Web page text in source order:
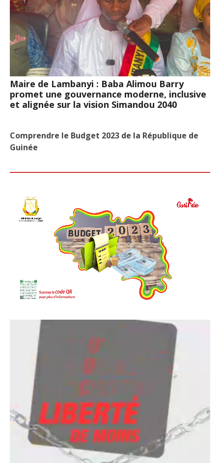
Maire de Lambanyi : Baba Alimou Barry
promet une gouvernance moderne, inclusive
et alignée sur la vision Simandou 2040
Comprendre le Budget 2023 de la République de
Guinée